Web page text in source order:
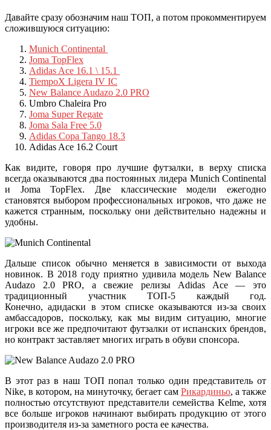
Давайте сразу обозначим наш ТОП, а потом прокомментируем
сложившуюся ситуацию:
Munich Continental
Joma TopFlex
Adidas Ace 16.1 \ 15.1
TiempoX Ligera IV IC
New Balance Audazo 2.0 PRO
Umbro Chaleira Pro
Joma Super Regate
Joma Sala Free 5.0
Adidas Copa Tango 18.3
Adidas Ace 16.2 Court
Как видите, говоря про лучшие футзалки, в верху списка
всегда оказываются два постоянных лидера Munich Continental
и Joma TopFlex. Две классические модели ежегодно
становятся выбором профессиональных игроков, что даже не
кажется странным, поскольку они действительно надежны и
удобны.
Дальше список обычно меняется в зависимости от выхода
новинок. В 2018 году приятно удивила модель New Balance
Audazo 2.0 PRO, а свежие релизы Adidas Ace — это
традиционный участник ТОП-5 каждый год.
Конечно, адидаски в этом списке оказываются из-за своих
амбассадоров, поскольку, как мы видим ситуацию, многие
игроки все же предпочитают футзалки от испанских брендов,
но контракт заставляет многих играть в обуви спонсора.
В этот раз в наш ТОП попал только один представитель от
Nike, в котором, на минуточку, бегает сам Рикардиньо, а также
полностью отсутствуют представители семейства Kelme, хотя
все больше игроков начинают выбирать продукцию от этого
производителя из-за заметного роста ее качества.